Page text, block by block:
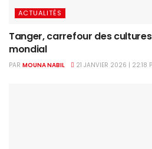
ACTUALITÉS
Tanger, carrefour des
mondial
PAR MOUNA NABIL 21 JANVIER 2026 | 22:18